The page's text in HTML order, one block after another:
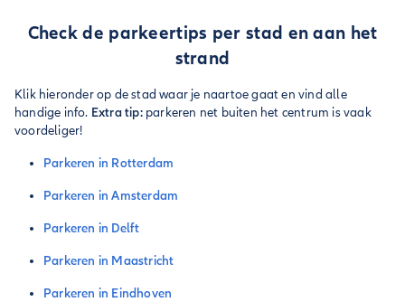
Check de parkeertips per stad en aan het
strand
Klik hieronder op de stad waar je naartoe gaat en vind alle
handige info. Extra tip: parkeren net buiten het centrum is vaak
voordeliger!
Parkeren in Rotterdam
Parkeren in Amsterdam
Parkeren in Delft
Parkeren in Maastricht
Parkeren in Eindhoven